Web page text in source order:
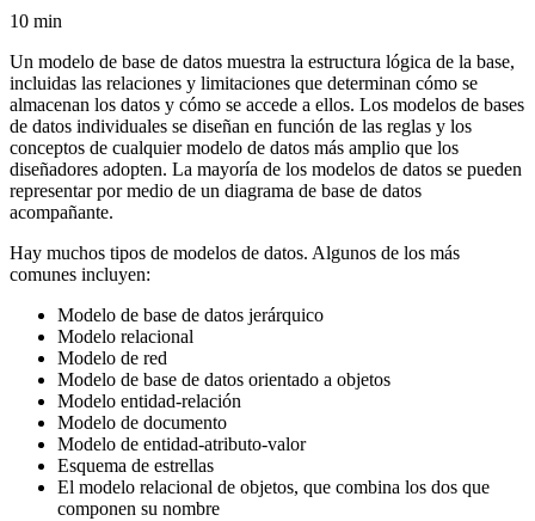
10 min
Un modelo de base de datos muestra la estructura lógica de la base,
incluidas las relaciones y limitaciones que determinan cómo se
almacenan los datos y cómo se accede a ellos. Los modelos de bases
de datos individuales se diseñan en función de las reglas y los
conceptos de cualquier modelo de datos más amplio que los
diseñadores adopten. La mayoría de los modelos de datos se pueden
representar por medio de un diagrama de base de datos
acompañante.
Hay muchos tipos de modelos de datos. Algunos de los más
comunes incluyen:
Modelo de base de datos jerárquico
Modelo relacional
Modelo de red
Modelo de base de datos orientado a objetos
Modelo entidad-relación
Modelo de documento
Modelo de entidad-atributo-valor
Esquema de estrellas
El modelo relacional de objetos, que combina los dos que
componen su nombre